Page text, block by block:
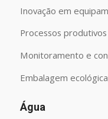
Inovação em
Processos produtivos
Monitoramento e
Embalagem
Água